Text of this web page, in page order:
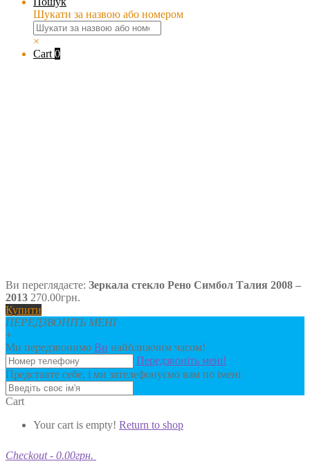
Шукати за назвою або номером
×
Cart 0
Ви переглядаєте: Зеркала стекло Рено Симбол Талия 2008 –
2013 270.00грн.
Купити
ПЕРЕДЗВОНІТЬ МЕНІ
+
Ми передзвонимо Ви найближчим часом!
Передзвоніть мені!
Представте себе, і ми зателефонуємо вам по імені
Cart
Your cart is empty! Return to shop
Checkout - 0.00грн.